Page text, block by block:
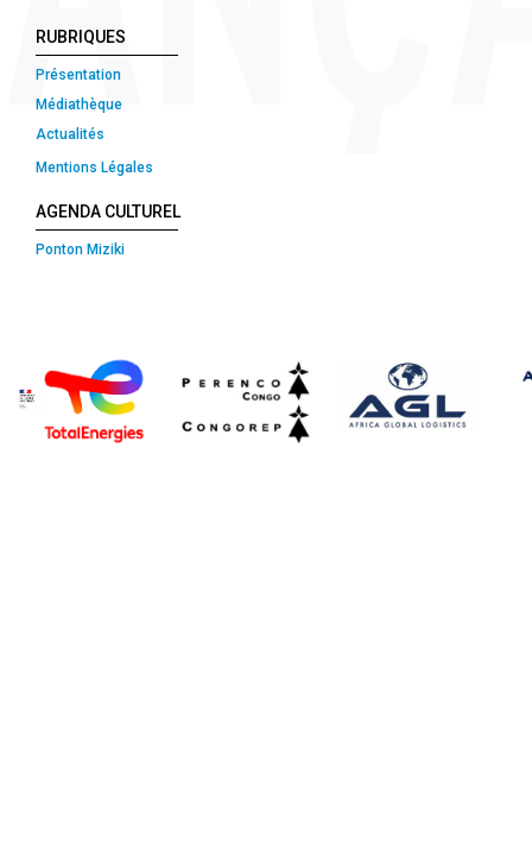
RUBRIQUES
Présentation
Médiathèque
Actualités
Mentions Légales
AGENDA CULTUREL
Ponton Miziki